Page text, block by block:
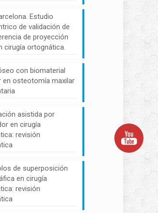
Estudio
de validación de
de proyección
cirugía ortognática.
con biomaterial
en osteotomía maxilar
asistida por
en cirugía
revisión
de superposición
en cirugía
revisión